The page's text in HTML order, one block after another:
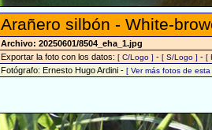
Arañero silbón - White-
Archivo: 20250601/8504_eha_1.jpg
Exportar la foto con los datos: [ C/Logo ] - [ S/Logo ] - [
Fotógrafo: Ernesto Hugo Ardini - [ Ver más fotos de